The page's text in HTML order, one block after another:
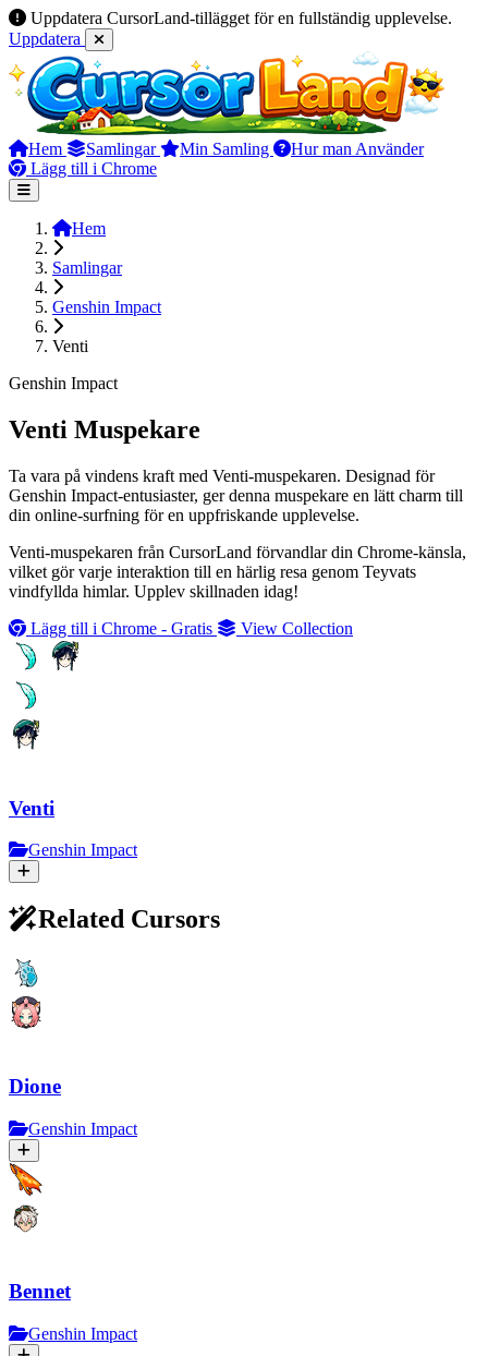
Uppdatera CursorLand-tillägget för en fullständig upplevelse.
Uppdatera
Hem Samlingar Min Samling
Hur man Använder
Lägg till i Chrome
Hem
Samlingar
Genshin Impact
Venti
Genshin Impact
Venti Muspekare
Ta vara på vindens kraft med Venti-muspekaren. Designad för
Genshin Impact-entusiaster, ger denna muspekare en lätt charm till
din online-surfning för en uppfriskande upplevelse.
Venti-muspekaren från CursorLand förvandlar din Chrome-känsla,
vilket gör varje interaktion till en härlig resa genom Teyvats
vindfyllda himlar. Upplev skillnaden idag!
Lägg till i Chrome - Gratis
View Collection
Venti
Genshin Impact
Related Cursors
Dione
Genshin Impact
Bennet
Genshin Impact